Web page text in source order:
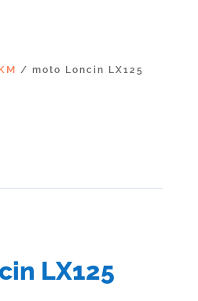
/ moto Loncin LX125
LX125